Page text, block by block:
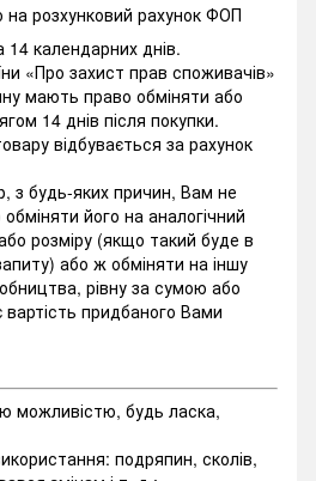
розхунковий рахунок ФОП
14 календарних днів.
«Про захист прав споживачів»
мають право обміняти або
14 днів після покупки.
відбувається за рахунок
з будь-яких причин, Вам не
його на аналогічний
розміру (якщо такий буде в
або ж обміняти на іншу
рівну за сумою або
придбаного Вами
можливістю, будь ласка,
подряпин, сколів,